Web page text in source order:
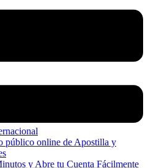
público online de Apostilla y
y Abre tu Cuenta Fácilmente